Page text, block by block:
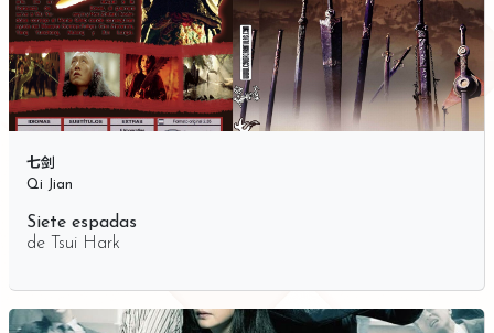
七剑
Qi Jian
Siete espadas
de
Tsui Hark